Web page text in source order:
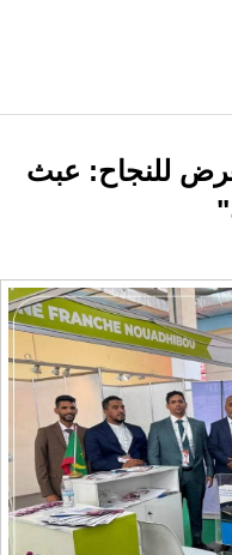
للنجاح: عبث